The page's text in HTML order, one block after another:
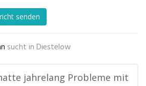
senden
sucht in Diestelow
jahrelang Probleme mit